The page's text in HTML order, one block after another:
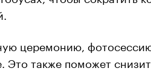
церемонию,
Это также поможет